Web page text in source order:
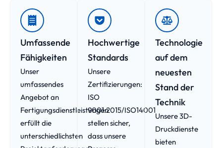
Umfassende
Fähigkeiten
Unser
umfassendes
Angebot an
Fertigungsdienstleistungen
erfüllt die
unterschiedlichsten
Hochwertige
Standards
Unsere
Zertifizierungen:
ISO
9001:2015/ISO14001
stellen sicher,
dass unsere
Technologie
auf dem
neuesten
Stand der
Technik
Unsere 3D-
Druckdienste
bieten